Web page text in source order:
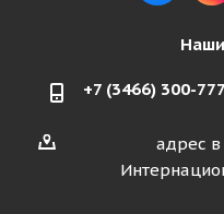
+7 (3466) 300-777
адрес